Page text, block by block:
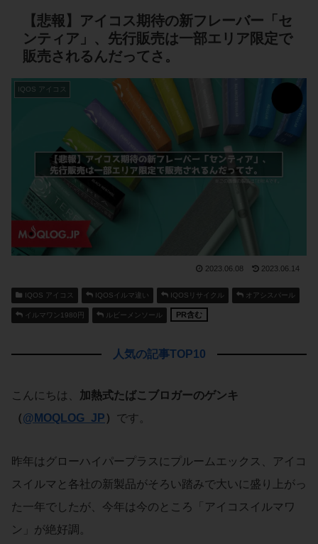
【悲報】アイコス期待の新フレーバー「セ
ンティア」、先行販売は一部エリア限定で
販売されるんだってさ。
IQOS アイコス
2023.06.08 2023.06.14
IQOS アイコス IQOSイルマ違い IQOSリサイクル オアシスパール
イルマワン1980円 ルビーメンソール PR含む
人気の記事TOP10
こんにちは、 加熱式たばこブロガーのゲンキ
（@MOQLOG_JP ） です。
昨年はグローハイパープラスにプルームエックス、アイコ
スイルマと各社の新製品がそろい踏みで大いに盛り上がっ
た一年でしたが、今年は今のところ「アイコスイルマワ
ン」が絶好調。